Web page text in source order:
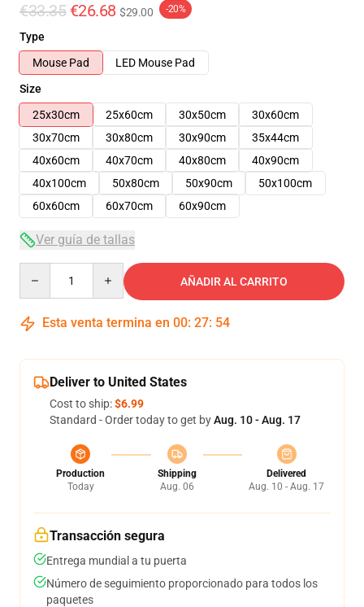
€33.35 €26.68 $29.00 -20%
Type
Mouse Pad
LED Mouse Pad
Size
25x30cm
25x60cm 30x50cm
30x60cm
30x70cm
30x80cm 30x90cm
35x44cm
40x60cm
40x70cm 40x80cm
40x90cm
40x100cm
50x80cm 50x90cm
50x100cm
60x60cm
60x70cm 60x90cm
Ver guía de tallas
AÑADIR AL CARRITO
Esta venta termina en 00: 27: 54
Deliver to United States
Cost to ship:$6.99
Standard - Order today to get byAug. 10 - Aug. 17
Production
Today
Shipping
Aug. 06
Delivered
Aug. 10 - Aug. 17
Transacción segura
Entrega mundial a tu puerta
Número de seguimiento proporcionado para todos los
paquetes